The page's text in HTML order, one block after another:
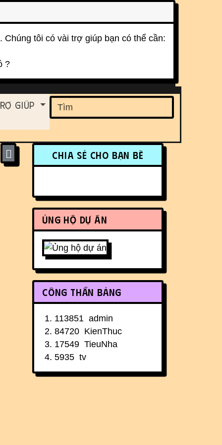
Chúng tôi có vài trợ giúp bạn có thể cần:
?
Giúp
More content and
Chia sẻ cho bạn bè
Ủng hộ dự án
Công thần bảng
113851 admin
84720 KienThuc
17549 TieuNha
5935 tv